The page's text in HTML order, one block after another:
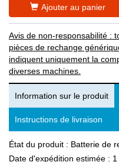
Ajouter au panier
Avis de non-responsabilité :
pièces de rechange
indiquent uniquement la
diverses machines.
Information sur le produit
Instructions de livraison
État du produit : Batterie de
Date d'expédition estimée :